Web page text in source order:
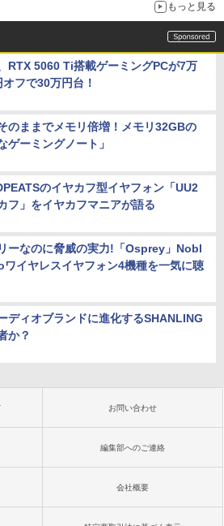
もっと見る
RTX 5060 Ti搭載ゲーミングPCが7万
フで30万円台！
のままでメモリ倍増！メモリ32GBの
ゲーミングノート」
のイヤカフ型イヤフォン「UU2
フ」をイヤカフマニアが語る
ーなのに脅威の実力!「Osprey」Nobl
イヤレスイヤフォン4機種を一気に聴
ディオブランドに進化するSHANLING
か？
お問い合わせ
編集部へのご連絡
会社概要